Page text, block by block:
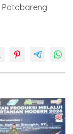
Potobareng